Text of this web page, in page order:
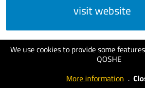
We use cookies to provide some
QOSHE
More information .
visit website